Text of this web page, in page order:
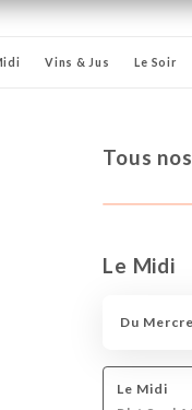
Vins & Jus Le Soir
Tous
Le Midi
Du
Le Midi